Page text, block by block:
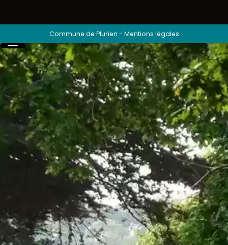
Commune de Plurien - Mentions légales